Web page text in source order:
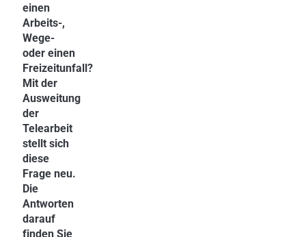
einen
Arbeits-,
Wege-
oder einen
Freizeitunfall?
Mit der
Ausweitung
der
Telearbeit
stellt sich
diese
Frage neu.
Die
Antworten
darauf
finden Sie